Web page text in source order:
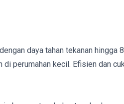
daya tahan tekanan hingga
perumahan kecil. Efisien dan